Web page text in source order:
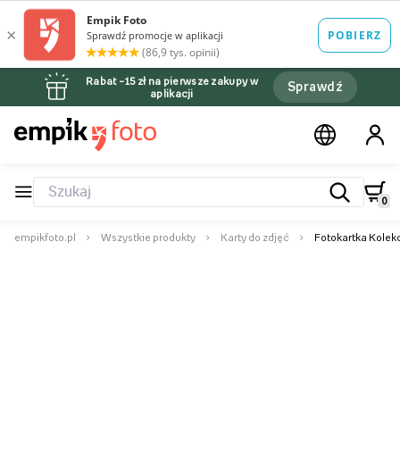
Rabat –15 zł na pierwsze zakupy w
aplikacji
Sprawdź
0
empikfoto.pl Wszystkie produkty Karty do zdjęć Fotokartka